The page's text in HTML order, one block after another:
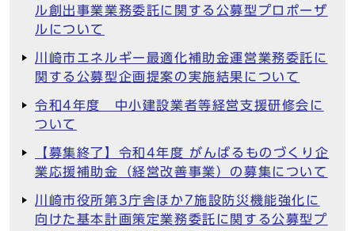
ル創出事業業務委託に関する公募型プロポーザ
ルについて
川崎市エネルギー最適化補助金運営業務委託に
関する公募型企画提案の実施結果について
令和4年度 中小建設業者等経営支援研修会に
ついて
【募集終了】令和4年度 がんばるものづくり企
業応援補助金（経営改善事業）の募集について
川崎市役所第3庁舎ほか7施設防災機能強化に
向けた基本計画策定業務委託に関する公募型プ